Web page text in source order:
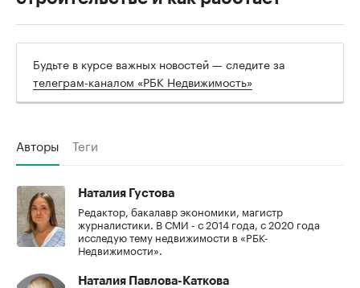
Будьте в курсе важных новостей — следите за
телеграм-каналом «РБК Недвижимость»
Авторы Теги
Наталия Густова
Редактор, бакалавр экономики, магистр
журналистики. В СМИ - с 2014 года, с 2020 года
исследую тему недвижимости в «РБК-
Недвижимости».
Наталия Павлова-Каткова